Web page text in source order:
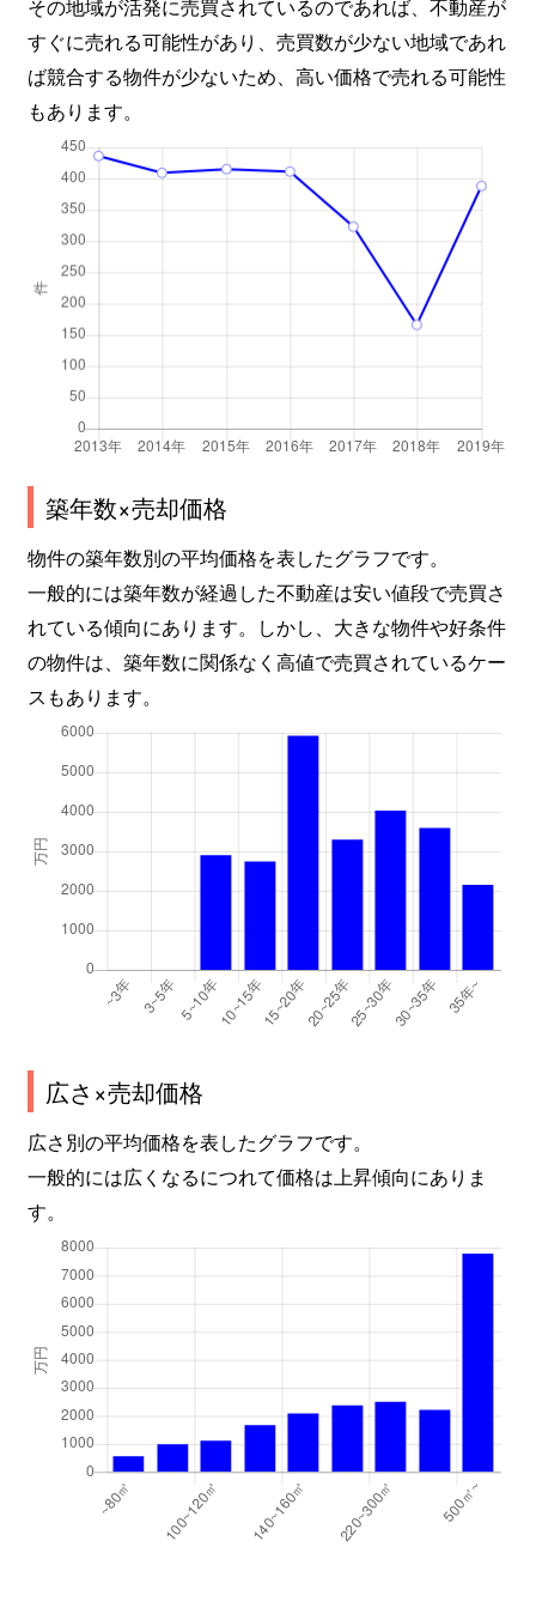
その地域が活発に売買されているのであれば、不動産が
すぐに売れる可能性があり、売買数が少ない地域であれ
ば競合する物件が少ないため、高い価格で売れる可能性
もあります。
築年数×売却価格
物件の築年数別の平均価格を表したグラフです。
一般的には築年数が経過した不動産は安い値段で売買さ
れている傾向にあります。しかし、大きな物件や好条件
の物件は、築年数に関係なく高値で売買されているケー
スもあります。
広さ×売却価格
広さ別の平均価格を表したグラフです。
一般的には広くなるにつれて価格は上昇傾向にありま
す。